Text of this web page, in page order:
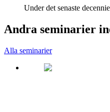
Under det senaste
Andra seminarier
Alla seminarier